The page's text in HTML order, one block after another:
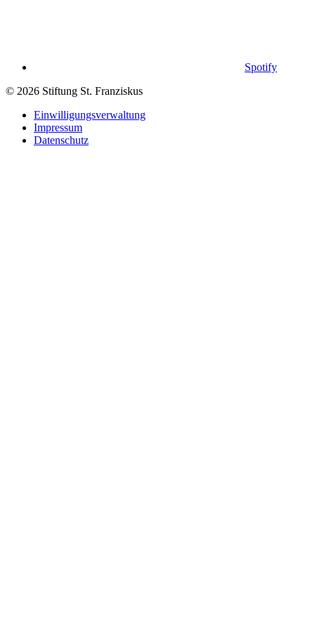
Spotify
© 2026 Stiftung St. Franziskus
Einwilligungsverwaltung
Impressum
Datenschutz